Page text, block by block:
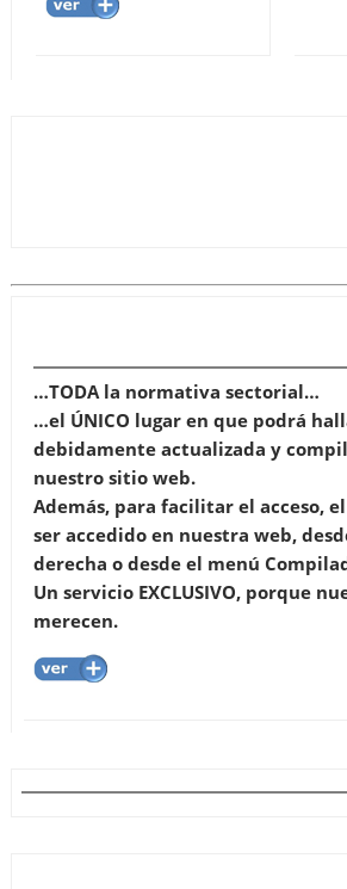
…TODA la normativa sectorial…
…el ÚNICO lugar en que podrá
debidamente actualizada y
nuestro sitio web.
Además, para facilitar el acceso,
ser accedido en nuestra web,
derecha o desde el menú
Un servicio EXCLUSIVO, porque
merecen.